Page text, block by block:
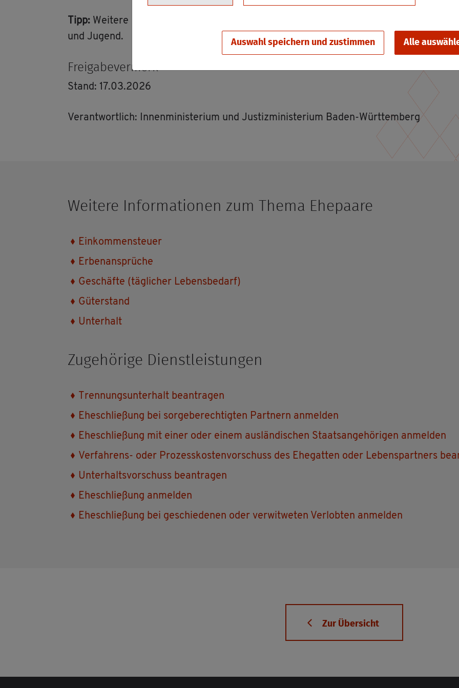
Auswahl speichern und zustimmen Alle
Tipp: Wei­te­re In­for­ma­tio­nen fin­den Sie auf dem
des
und Ju­gend.
Frei­ga­be­ver­merk
Stand: 17.03.2026
Ver­ant­wort­lich: In­nen­mi­nis­te­ri­um und Jus­tiz­mi­nis­te­ri­um Baden-Würt­tem­berg
Wei­te­re In­for­ma­tio­nen zum Thema Ehe­paa­re
Ein­kom­men­steu­er
Er­ben­an­sprü­che
Ge­schäf­te (täg­li­cher Le­bens­be­darf)
Gü­ter­stand
Un­ter­halt
Zu­ge­hö­ri­ge Dienst­leis­tun­gen
Tren­nungs­un­ter­halt be­an­tra­gen
Ehe­schlie­ßung bei sor­ge­be­rech­tig­ten Part­nern an­mel­den
Ehe­schlie­ßung mit einer oder einem aus­län­di­schen Staats­an­ge­hö­ri­gen an­mel­den
Ver­fah­rens- oder Pro­zess­kos­ten­vor­schuss des Ehe­gat­ten oder Le­bens­part­ners
Un­ter­halts­vor­schuss be­an­tra­gen
Ehe­schlie­ßung an­mel­den
Ehe­schlie­ßung bei ge­schie­de­nen oder ver­wit­we­ten Ver­lob­ten an­mel­den
Zur Über­sicht